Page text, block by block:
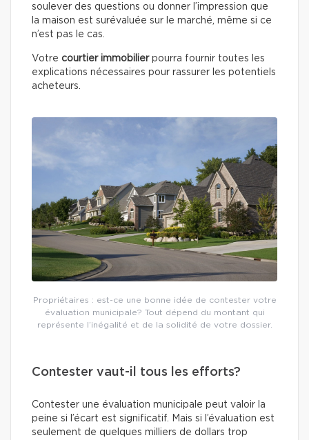
soulever des questions ou donner l’impression que
la maison est surévaluée sur le marché, même si ce
n’est pas le cas.
Votre courtier immobilierpourra fournir toutes les
explications nécessaires pour rassurer les potentiels
acheteurs.
Propriétaires : est-ce une bonne idée de contester votre
évaluation municipale? Tout dépend du montant qui
représente l’inégalité et de la solidité de votre dossier.
Contester vaut-il tous les efforts?
Contester une évaluation municipale peut valoir la
peine si l’écart est significatif. Mais si l’évaluation est
seulement de quelques milliers de dollars trop